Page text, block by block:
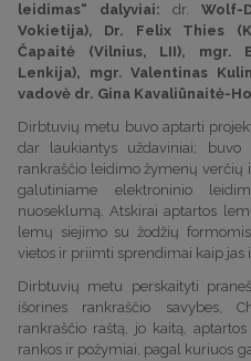
leidimas“ dalyviai: dr. Wolf-
Vokietija), Dr. Felix Thies
Čapaitė (Vilnius, LII), mgr.
Lenkija), mgr. Valentinas
vadovė dr. Gina Kavaliūnaitė-
Dirbtuvių metu buvo aptarti
dar laukiantys uždaviniai; buvo
rankraščio leidimo žymenų
galutiniame elektroninio
nuoseklumą. Atskirai aptartos
lemų siejimo su žodžių
vietos ir priimti sprendimai kaip jas
Dirbtuvių metu perskaityti
išorines rankraščio savybes,
rankraščio raštą, jo kaitą,
rankos ir požymiai, pagal kuriuos